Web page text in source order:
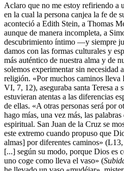
Aclaro que no me estoy refiriendo a
en la cual la persona canjea la fe de
aconteció a Edith Stein, a Thomas
aunque de manera incompleta, a
descubrimiento íntimo ―y siempre
damos con las formas culturales y
más auténtico de nuestra alma y de
solemos experimentar sin necesidad
religión. «Por muchos caminos lleva
VI, 7, 12), aseguraba santa Teresa a
estuvieran atentas a las diferencias
de ellas. «A otras personas será por
hago mías, una vez más, las
espiritual. San Juan de la Cruz se
este extremo cuando propuso que
almas] por diferentes caminos»
[...] según su modo, porque Dios es
uno coge como lleva el vaso» (